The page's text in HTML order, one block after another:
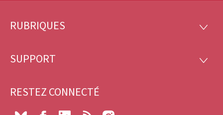
Pied
page
RUBRIQUES
SUPPORT
RESTEZ CONNECTÉ